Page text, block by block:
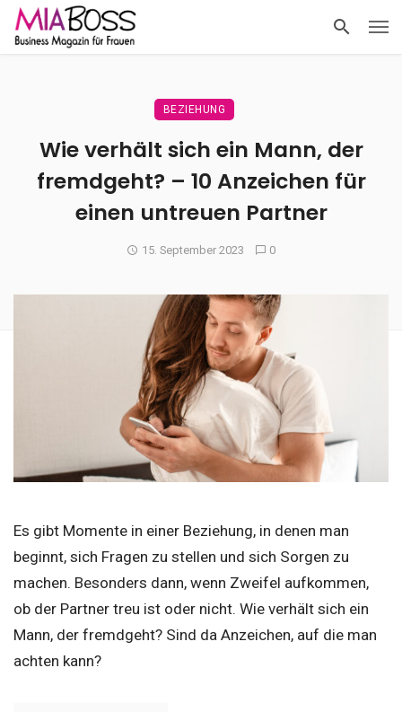
BEZIEHUNG
Wie verhält sich ein Mann, der
fremdgeht? – 10 Anzeichen für
einen untreuen Partner
15. September 2023 0
Es gibt Momente in einer Beziehung, in denen man
beginnt, sich Fragen zu stellen und sich Sorgen zu
machen. Besonders dann, wenn Zweifel aufkommen,
ob der Partner treu ist oder nicht. Wie verhält sich ein
Mann, der fremdgeht? Sind da Anzeichen, auf die man
achten kann?